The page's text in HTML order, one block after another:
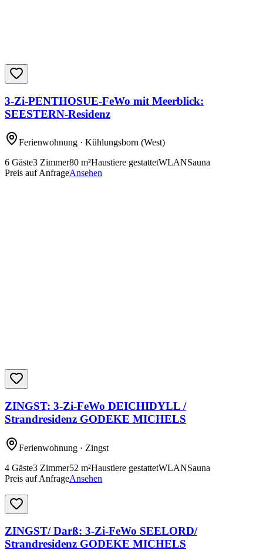
3-Zi-PENTHOSUE-FeWo mit Meerblick:
SEESTERN-Residenz
Ferienwohnung · Kühlungsborn (West)
6 Gäste3 Zimmer80 m²Haustiere gestattetWLANSauna
Preis auf AnfrageAnsehen
ZINGST: 3-Zi-FeWo DEICHIDYLL /
Strandresidenz GODEKE MICHELS
Ferienwohnung · Zingst
4 Gäste3 Zimmer52 m²Haustiere gestattetWLANSauna
Preis auf AnfrageAnsehen
ZINGST/ Darß: 3-Zi-FeWo SEELORD/
Strandresidenz GODEKE MICHELS